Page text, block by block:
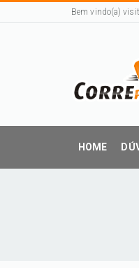
Bem vindo(a)
HOME